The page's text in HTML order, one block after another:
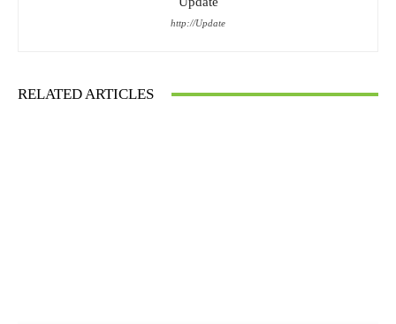
http://Update
RELATED ARTICLES